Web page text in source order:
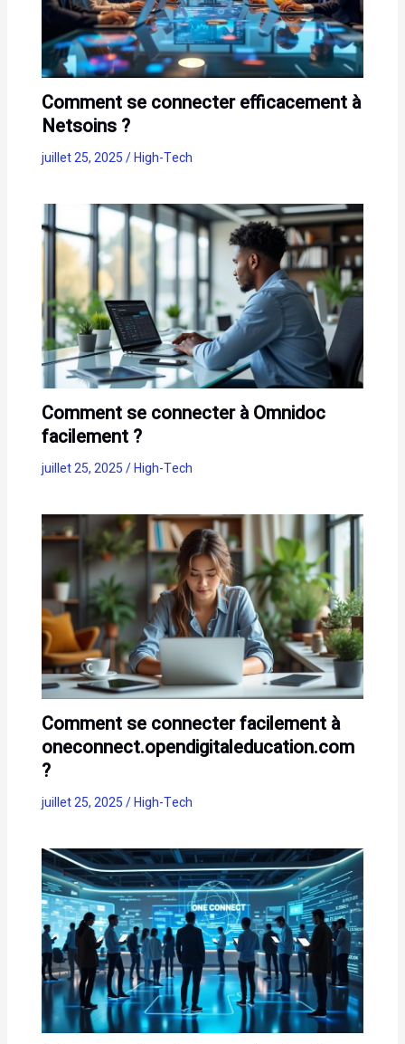
Comment se connecter efficacement à
Netsoins ?
juillet 25, 2025/High-Tech
Comment se connecter à Omnidoc
facilement ?
juillet 25, 2025/High-Tech
Comment se connecter facilement à
oneconnect.opendigitaleducation.com
?
juillet 25, 2025/High-Tech